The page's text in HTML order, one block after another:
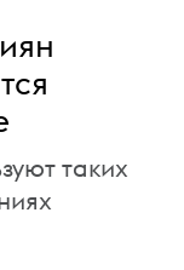
таких